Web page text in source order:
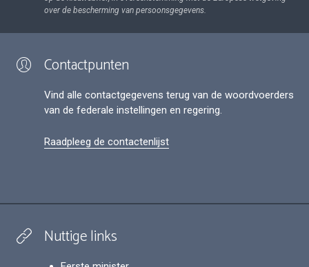
over de bescherming van persoonsgegevens.
Contactpunten
Vind alle contactgegevens terug van de woordvoerders
van de federale instellingen en regering.
Raadpleeg de contactenlijst
Nuttige links